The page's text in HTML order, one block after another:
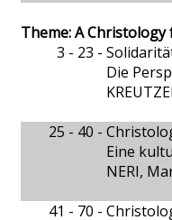
Theme: A
3 - 23 -
Die
25 - 40 -
Eine
NERI,
41 - 70 -